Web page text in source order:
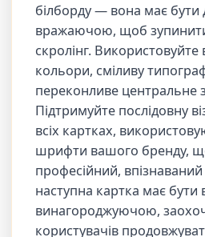
білборду — вона має бути
вражаючою, щоб
скролінг. Використовуйте
кольори, сміливу
переконливе центральне
Підтримуйте послідовну
всіх картках,
шрифти вашого бренду,
професійний,
наступна картка має бути
винагороджуючою,
користувачів